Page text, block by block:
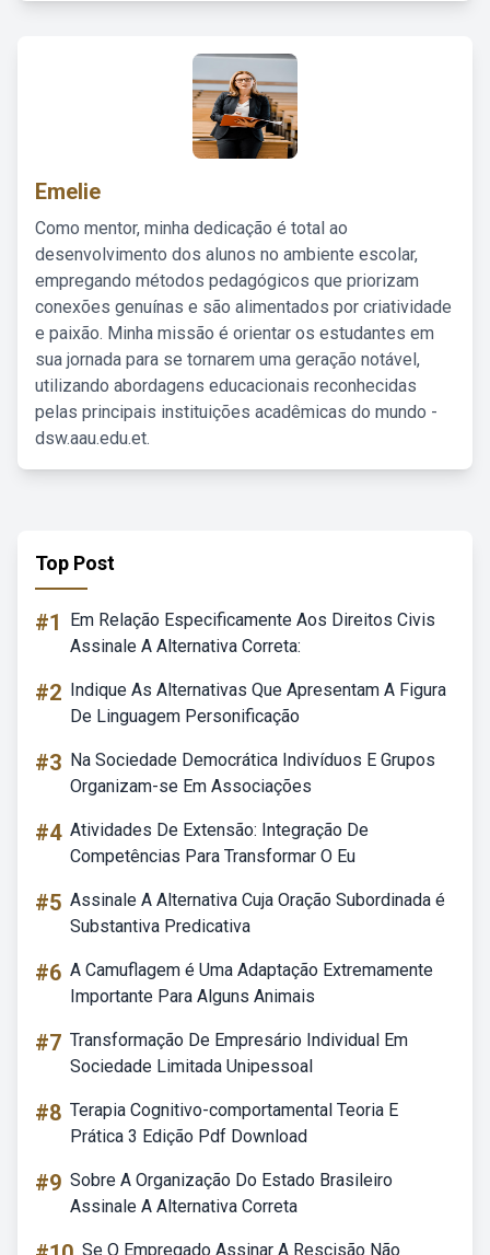
Emelie
Como mentor, minha dedicação é total ao
desenvolvimento dos alunos no ambiente escolar,
empregando métodos pedagógicos que priorizam
conexões genuínas e são alimentados por criatividade
e paixão. Minha missão é orientar os estudantes em
sua jornada para se tornarem uma geração notável,
utilizando abordagens educacionais reconhecidas
pelas principais instituições acadêmicas do mundo -
dsw.aau.edu.et.
Top Post
#1
Em Relação Especificamente Aos Direitos Civis
Assinale A Alternativa Correta:
#2 Indique As Alternativas Que Apresentam A Figura
De Linguagem Personificação
#3 Na Sociedade Democrática Indivíduos E Grupos
Organizam-se Em Associações
#4 Atividades De Extensão: Integração De
Competências Para Transformar O Eu
#5 Assinale A Alternativa Cuja Oração Subordinada é
Substantiva Predicativa
#6 A Camuflagem é Uma Adaptação Extremamente
Importante Para Alguns Animais
#7 Transformação De Empresário Individual Em
Sociedade Limitada Unipessoal
#8 Terapia Cognitivo-comportamental Teoria E
Prática 3 Edição Pdf Download
#9 Sobre A Organização Do Estado Brasileiro
Assinale A Alternativa Correta
Se O Empregado Assinar A Rescisão Não